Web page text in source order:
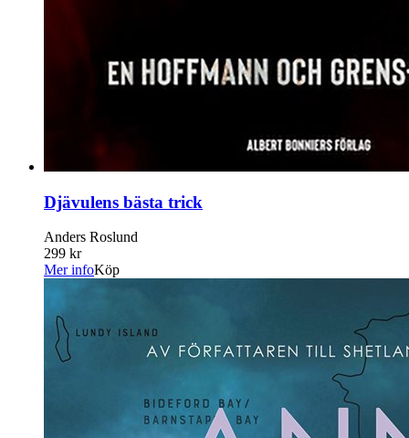
Djävulens bästa trick
Anders Roslund
299 kr
Mer infoKöp